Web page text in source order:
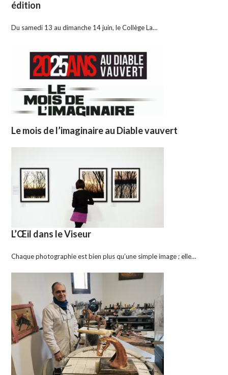
édition
Du samedi 13 au dimanche 14 juin, le Collège La…
Le mois de l’imaginaire au Diable vauvert
L’Œil dans le Viseur
Chaque photographie est bien plus qu’une simple image ; elle…